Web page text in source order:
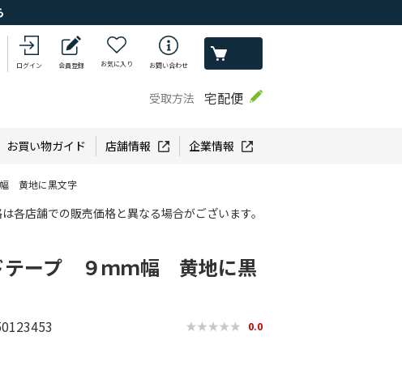
ログイン 会員登録 お気に入り お問い合わせ
受取方法 宅配便
お買い物ガイド 店舗情報 企業情報
黄地に黒文字
各店舗での販売価格と異なる場合がございます。
テープ ９ｍｍ幅 黄地に黒
0.0